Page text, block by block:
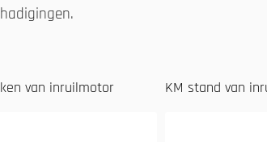
van inruilmotor KM stand van